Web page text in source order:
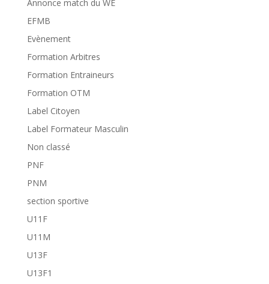
Annonce match du WE
EFMB
Evènement
Formation Arbitres
Formation Entraineurs
Formation OTM
Label Citoyen
Label Formateur Masculin
Non classé
PNF
PNM
section sportive
U11F
U11M
U13F
U13F1